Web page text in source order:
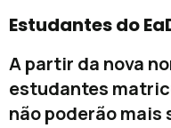
Estudantes do
A partir da nova
estudantes
não poderão